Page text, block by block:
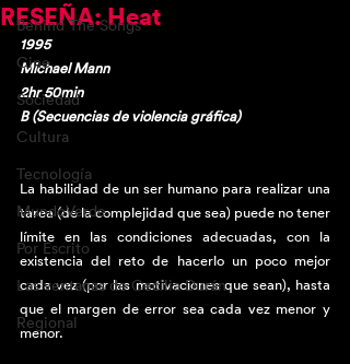
Behind The Songs
Cine
Sociedad
Cultura
Tecnología
MundoVerde
Por Escrito
Las ventanas de Cecilia Durán
Regional
RESEÑA: Heat
1995
Michael Mann
2hr 50min
B (Secuencias de violencia gráfica)
La habilidad de un ser humano para realizar una
tarea (de la complejidad que sea) puede no tener
límite en las condiciones adecuadas, con la
existencia del reto de hacerlo un poco mejor
cada vez (por las motivaciones que sean), hasta
que el margen de error sea cada vez menor y
menor.